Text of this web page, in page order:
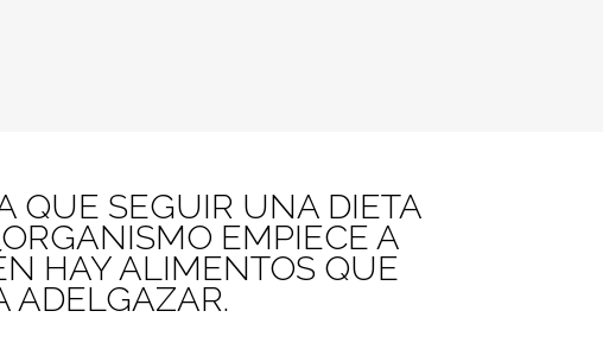
QUE SEGUIR UNA DIETA
EMPIECE A
HAY ALIMENTOS QUE
ADELGAZAR.